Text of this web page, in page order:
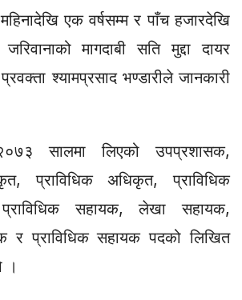
एक वर्षसम्म र पाँच हजारदेखि
मागदाबी सति मुद्दा दायर
श्यामप्रसाद भण्डारीले जानकारी
सालमा लिएको उपप्रशासक,
प्राविधिक अधिकृत, प्राविधिक
सहायक, लेखा सहायक,
र प्राविधिक सहायक पदको लिखित
।